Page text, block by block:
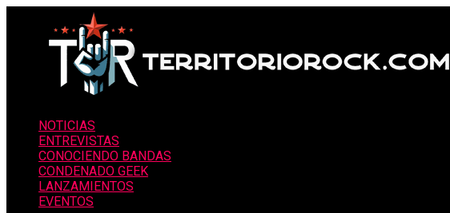
NOTICIAS
ENTREVISTAS
CONOCIENDO BANDAS
CONDENADO GEEK
LANZAMIENTOS
EVENTOS